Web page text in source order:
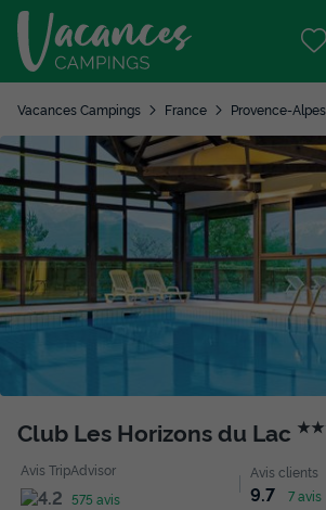
Vacances Campings France Provence-
Club Les Horizons du Lac
Avis TripAdvisor
575 avis
Avis clients
9.7 7 avis